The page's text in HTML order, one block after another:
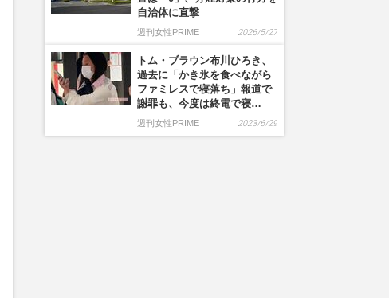
自治体に直撃
週刊女性PRIME 2026/5/27
トム・ブラウン布川ひろき、
過去に「かき氷を食べながら
ファミレスで寝落ち」報道で
謝罪も、今度は終電で寝…
週刊女性PRIME 2023/6/29